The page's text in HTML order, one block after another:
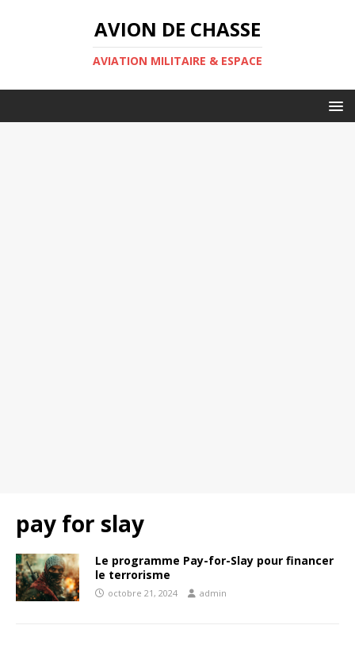
AVION DE CHASSE
AVIATION MILITAIRE & ESPACE
pay for slay
Le programme Pay-for-Slay pour financer
le terrorisme
octobre 21, 2024 admin